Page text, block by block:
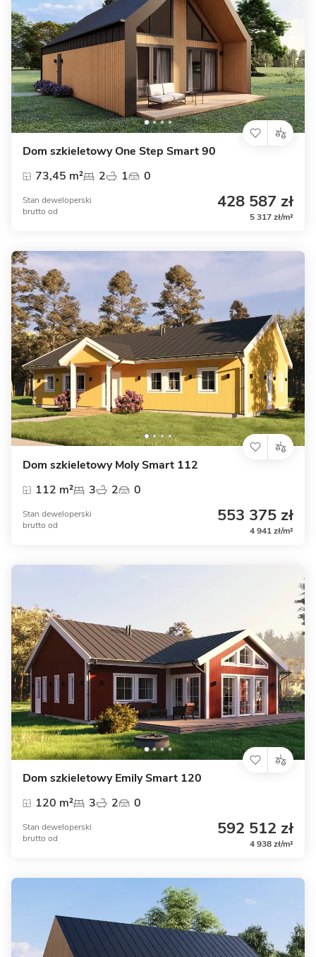
Dom szkieletowy One Step Smart 90
73,45 m²
2 1 0
Stan deweloperski
brutto od 428 587 zł
5 317 zł/m²
Dom szkieletowy Moly Smart 112
112 m²
3 2 0
Stan deweloperski
brutto od 553 375 zł
4 941 zł/m²
Dom szkieletowy Emily Smart 120
120 m²
3 2 0
Stan deweloperski
brutto od 592 512 zł
4 938 zł/m²